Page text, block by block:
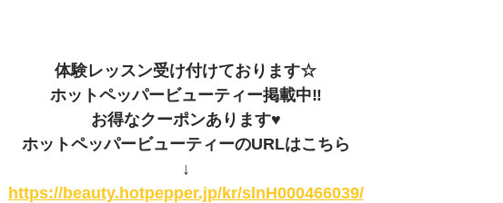
体験レッスン受け付けております☆
ホットペッパービューティー掲載中‼
お得なクーポンあります♥
ホットペッパービューティーのURLはこちら
↓
https://beauty.hotpepper.jp/kr/slnH000466039/